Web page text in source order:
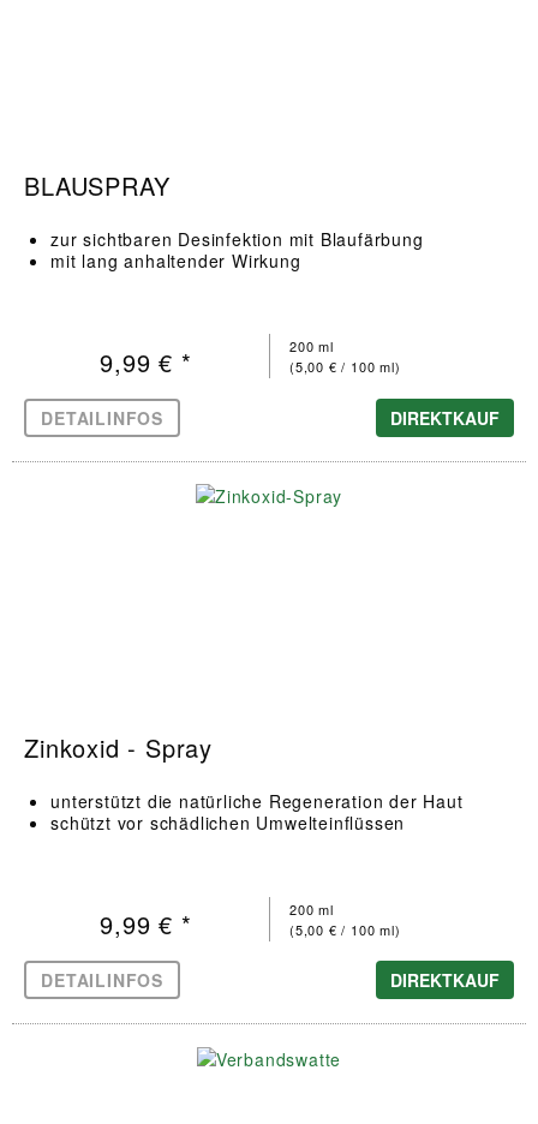
BLAUSPRAY
zur sichtbaren Desinfektion mit Blaufärbung
mit lang anhaltender Wirkung
200 ml
(5,00 € / 100 ml)
9,99 € *
DETAILINFOS DIREKTKAUF
Zinkoxid - Spray
unterstützt die natürliche Regeneration der Haut
schützt vor schädlichen Umwelteinflüssen
200 ml
(5,00 € / 100 ml)
9,99 € *
DETAILINFOS DIREKTKAUF